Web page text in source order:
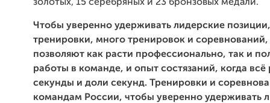
золотых, 15 серебряных и 23 бронзовых медали.
Чтобы уверенно удерживать лидерские
тренировки, много тренировок и
позволяют как расти профессионально, так и
работы в команде, и опыт состязаний, когда
секунды и доли секунд. Тренировки и
командам России, чтобы уверенно удерживать